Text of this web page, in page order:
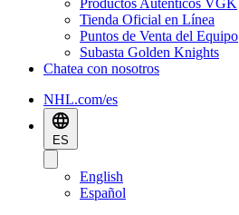
Productos Auténticos VGK
Tienda Oficial en Línea
Puntos de Venta del Equipo
Subasta Golden Knights
Chatea con nosotros
NHL.com/es
ES
English
Español